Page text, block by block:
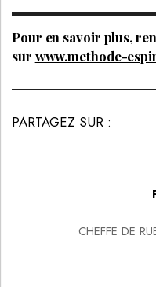
Pour en savoir plus,
sur www.methode-
PARTAGEZ SUR :
CHEFFE DE